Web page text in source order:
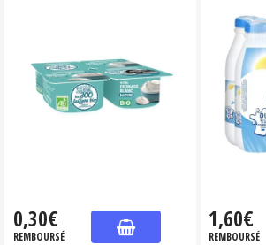
0,30€
REMBOURSÉ
1,60€
REMBOURSÉ